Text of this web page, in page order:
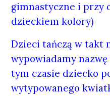
gimnastyczne i przy
dzieckiem kolory)
Dzieci tańczą w takt
wypowiadamy
tym czasie dziecko
wytypowanego